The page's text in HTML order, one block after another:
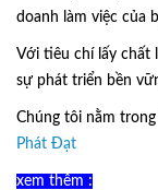
doanh làm việc của
Với tiêu chí lấy chất
sự phát triển bền
Chúng tôi nằm
Phát Đạt
xem thêm :